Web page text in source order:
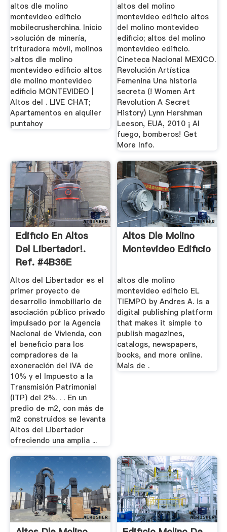
altos dle molino
montevideo edificio
mobilecrusherchina. Inicio
>solución de minería,
trituradora móvil, molinos
>altos dle molino
montevideo edificio altos
dle molino montevideo
edificio MONTEVIDEO |
Altos del . LIVE CHAT;
Apartamentos en alquiler
puntahoy
altos del molino
montevideo edificio altos
del molino montevideo
edificio; altos del molino
montevideo edificio.
Cineteca Nacional MEXICO.
Revolución Artística
Femenina Una historia
secreta (! Women Art
Revolution A Secret
History) Lynn Hershman
Leeson, EUA, 2010 ¡ Al
fuego, bomberos! Get
More Info.
Edificio En Altos
Del Libertador!.
Ref. #4B36E
InfoCasas ...
Altos del Libertador es el
primer proyecto de
desarrollo inmobiliario de
asociación público privado
impulsado por la Agencia
Nacional de Vivienda, con
el beneficio para los
compradores de la
exoneración del IVA de
10% y el Impuesto a la
Transmisión Patrimonial
(ITP) del 2%. . . En un
predio de m2, con más de
m2 construidos se levanta
Altos del Libertador
ofreciendo una amplia ...
Altos Dle Molino
Montevideo Edificio
altos dle molino
montevideo edificio EL
TIEMPO by Andres A. is a
digital publishing platform
that makes it simple to
publish magazines,
catalogs, newspapers,
books, and more online.
Mais de .